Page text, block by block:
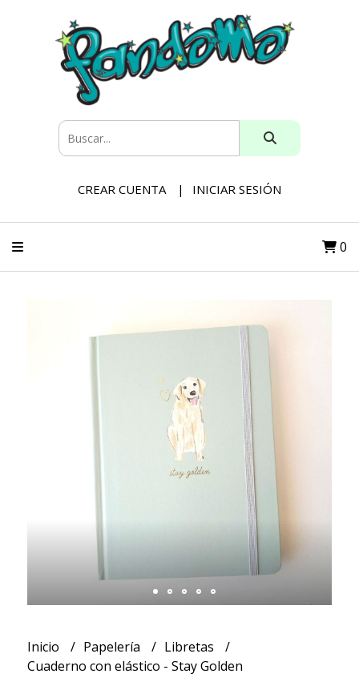
CREAR CUENTA INICIAR SESIÓN
0
Inicio Papelería
Libretas
Cuaderno con elástico - Stay Golden